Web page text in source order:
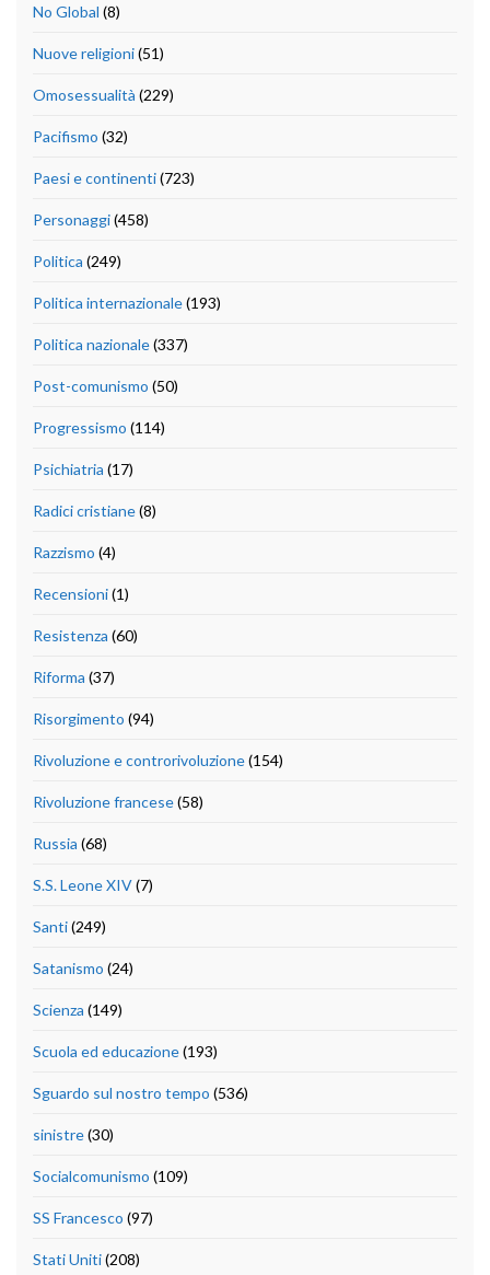
No Global (8)
Nuove religioni(51)
Omosessualità (229)
Pacifismo (32)
Paesi e continenti(723)
Personaggi(458)
Politica (249)
Politica internazionale(193)
Politica nazionale(337)
Post-comunismo (50)
Progressismo (114)
Psichiatria (17)
Radici cristiane(8)
Razzismo (4)
Recensioni(1)
Resistenza (60)
Riforma (37)
Risorgimento (94)
Rivoluzione e controrivoluzione(154)
Rivoluzione francese(58)
Russia (68)
S.S. Leone XIV(7)
Santi(249)
Satanismo (24)
Scienza (149)
Scuola ed educazione(193)
Sguardo sul nostro tempo (536)
sinistre(30)
Socialcomunismo (109)
SS Francesco (97)
Stati Uniti(208)